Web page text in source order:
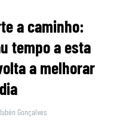
a caminho:
tempo a esta
a melhorar
Gonçalves